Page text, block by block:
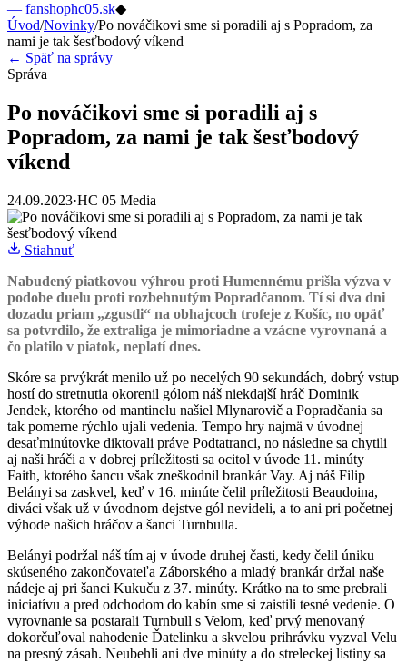
— fanshophc05.sk◆
Úvod/Novinky/Po nováčikovi sme si poradili aj s Popradom, za
nami je tak šesťbodový víkend
← Späť na správy
Správa
Po nováčikovi sme si poradili aj s
Popradom, za nami je tak šesťbodový
víkend
24.09.2023·HC 05 Media
Stiahnuť
Nabudený piatkovou výhrou proti Humennému prišla výzva v
podobe duelu proti rozbehnutým Popradčanom. Tí si dva dni
dozadu priam „zgustli“ na obhajcoch trofeje z Košíc, no opäť
sa potvrdilo, že extraliga je mimoriadne a vzácne vyrovnaná a
čo platilo v piatok, neplatí dnes.
Skóre sa prvýkrát menilo už po necelých 90 sekundách, dobrý vstup
hostí do stretnutia okorenil gólom náš niekdajší hráč Dominik
Jendek, ktorého od mantinelu našiel Mlynarovič a Popradčania sa
tak pomerne rýchlo ujali vedenia. Tempo hry najmä v úvodnej
desaťminútovke diktovali práve Podtatranci, no následne sa chytili
aj naši hráči a v dobrej príležitosti sa ocitol v úvode 11. minúty
Faith, ktorého šancu však zneškodnil brankár Vay. Aj náš Filip
Belányi sa zaskvel, keď v 16. minúte čelil príležitosti Beaudoina,
diváci však už v úvodnom dejstve gól nevideli, a to ani pri početnej
výhode našich hráčov a šanci Turnbulla.
Belányi podržal náš tím aj v úvode druhej časti, kedy čelil úniku
skúseného zakončovateľa Záborského a mladý brankár držal naše
nádeje aj pri šanci Kukuču z 37. minúty. Krátko na to sme prebrali
iniciatívu a pred odchodom do kabín sme si zaistili tesné vedenie. O
vyrovnanie sa postarali Turnbull s Velom, keď prvý menovaný
dokorčuľoval nahodenie Ďatelinku a skvelou prihrávku vyzval Velu
na presný zásah. Neubehli ani dve minúty a do streleckej listiny sa